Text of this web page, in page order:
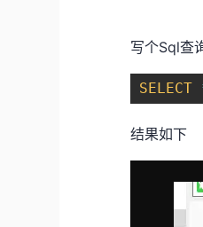
写个Sql查
SELECT
结果如下